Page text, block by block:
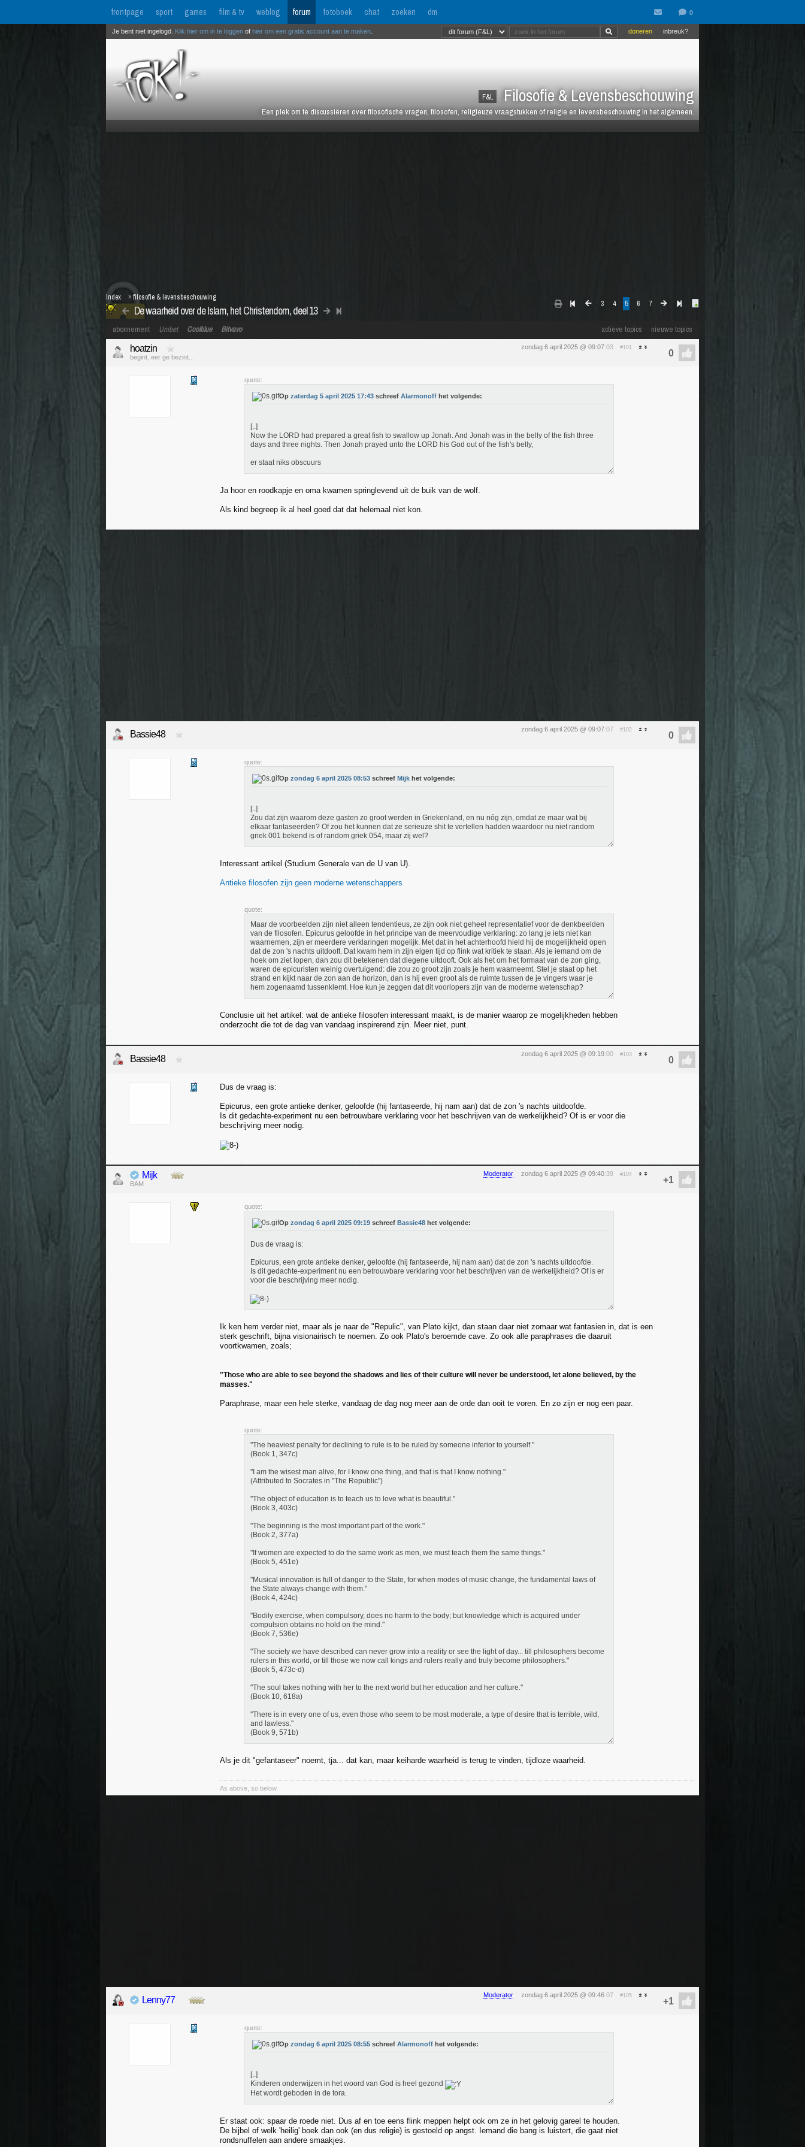
frontpage sport games film & tv weblog forum fotoboek chat zoeken dm
F&L Filosofie & Levensbeschouwing
Een plek om te discussiëren over filosofische vragen, filosofen, religieuze vraagstukken of religie en levensbeschouwing in het algemeen.
inbreuk?
doneren
Je bent niet ingelogd. Klik hier om in te loggen of hier om een gratis account aan te maken
3 4 5 6 7
De waarheid over de Islam, het Christendom, deel 13
Index »filosofie & levensbeschouwing
actieve topics nieuwe topics
abonnement Unibet Coolblue Bitvavo
zondag 6 april 2025 @ 09:07:03 #101
hoatzin
begint, eer ge bezint...
quote:
Op zaterdag 5 april 2025 17:43 schreef Alarmonoff het volgende:
[..]
Now the LORD had prepared a great fish to swallow up Jonah. And Jonah was in the belly of the fish three
days and three nights. Then Jonah prayed unto the LORD his God out of the fish's belly,
er staat niks obscuurs
Ja hoor en roodkapje en oma kwamen springlevend uit de buik van de wolf.
Als kind begreep ik al heel goed dat dat helemaal niet kon.
zondag 6 april 2025 @ 09:07:07 #102
Bassie48
quote:
Op zondag 6 april 2025 08:53 schreef Mijk het volgende:
[..]
Zou dat zijn waarom deze gasten zo groot werden in Griekenland, en nu nóg zijn, omdat ze maar wat bij
elkaar fantaseerden? Of zou het kunnen dat ze serieuze shit te vertellen hadden waardoor nu niet random
griek 001 bekend is of random griek 054, maar zij wel?
Interessant artikel (Studium Generale van de U van U).
Antieke filosofen zijn geen moderne wetenschappers
quote:
Maar de voorbeelden zijn niet alleen tendentieus, ze zijn ook niet geheel representatief voor de denkbeelden
van de filosofen. Epicurus geloofde in het principe van de meervoudige verklaring: zo lang je iets niet kan
waarnemen, zijn er meerdere verklaringen mogelijk. Met dat in het achterhoofd hield hij de mogelijkheid open
dat de zon 's nachts uitdooft. Dat kwam hem in zijn eigen tijd op flink wat kritiek te staan. Als je iemand om de
hoek om ziet lopen, dan zou dit betekenen dat diegene uitdooft. Ook als het om het formaat van de zon ging,
waren de epicuristen weinig overtuigend: die zou zo groot zijn zoals je hem waarneemt. Stel je staat op het
strand en kijkt naar de zon aan de horizon, dan is hij even groot als de ruimte tussen de je vingers waar je
hem zogenaamd tussenklemt. Hoe kun je zeggen dat dit voorlopers zijn van de moderne wetenschap?
Conclusie uit het artikel: wat de antieke filosofen interessant maakt, is de manier waarop ze mogelijkheden hebben
onderzocht die tot de dag van vandaag inspirerend zijn. Meer niet, punt.
zondag 6 april 2025 @ 09:19:00 #103
Bassie48
Dus de vraag is:
Epicurus, een grote antieke denker, geloofde (hij fantaseerde, hij nam aan) dat de zon 's nachts uitdoofde.
Is dit gedachte-experiment nu een betrouwbare verklaring voor het beschrijven van de werkelijkheid? Of is er voor die
beschrijving meer nodig.
Moderator zondag 6 april 2025 @ 09:40:39 #104
Mijk
BAM
quote:
Op zondag 6 april 2025 09:19 schreef Bassie48 het volgende:
Dus de vraag is:
Epicurus, een grote antieke denker, geloofde (hij fantaseerde, hij nam aan) dat de zon 's nachts uitdoofde.
Is dit gedachte-experiment nu een betrouwbare verklaring voor het beschrijven van de werkelijkheid? Of is er
voor die beschrijving meer nodig.
Ik ken hem verder niet, maar als je naar de "Repulic", van Plato kijkt, dan staan daar niet zomaar wat fantasien in, dat is een
sterk geschrift, bijna visionairisch te noemen. Zo ook Plato's beroemde cave. Zo ook alle paraphrases die daaruit
voortkwamen, zoals;
"Those who are able to see beyond the shadows and lies of their culture will never be understood, let alone believed, by the
masses."
Paraphrase, maar een hele sterke, vandaag de dag nog meer aan de orde dan ooit te voren. En zo zijn er nog een paar.
quote:
"The heaviest penalty for declining to rule is to be ruled by someone inferior to yourself."
(Book 1, 347c)
"I am the wisest man alive, for I know one thing, and that is that I know nothing."
(Attributed to Socrates in "The Republic")
"The object of education is to teach us to love what is beautiful."
(Book 3, 403c)
"The beginning is the most important part of the work."
(Book 2, 377a)
"If women are expected to do the same work as men, we must teach them the same things."
(Book 5, 451e)
"Musical innovation is full of danger to the State, for when modes of music change, the fundamental laws of
the State always change with them."
(Book 4, 424c)
"Bodily exercise, when compulsory, does no harm to the body; but knowledge which is acquired under
compulsion obtains no hold on the mind."
(Book 7, 536e)
"The society we have described can never grow into a reality or see the light of day... till philosophers become
rulers in this world, or till those we now call kings and rulers really and truly become philosophers."
(Book 5, 473c-d)
"The soul takes nothing with her to the next world but her education and her culture."
(Book 10, 618a)
"There is in every one of us, even those who seem to be most moderate, a type of desire that is terrible, wild,
and lawless."
(Book 9, 571b)
Als je dit "gefantaseer" noemt, tja... dat kan, maar keiharde waarheid is terug te vinden, tijdloze waarheid.
As above, so below.
Moderator zondag 6 april 2025 @ 09:46:07 #105
Lenny77
quote:
Op zondag 6 april 2025 08:55 schreef Alarmonoff het volgende:
[..]
Kinderen onderwijzen in het woord van God is heel gezond
Het wordt geboden in de tora.
Er staat ook: spaar de roede niet. Dus af en toe eens flink meppen helpt ook om ze in het gelovig gareel te houden.
De bijbel of welk 'heilig' boek dan ook (en dus religie) is gestoeld op angst. Iemand die bang is luistert, die gaat niet
rondsnuffelen aan andere smaakjes.